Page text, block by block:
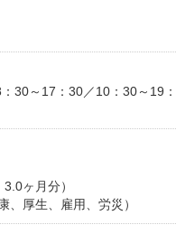
30～17：30／10：30～19
ヶ月分）
厚生、雇用、労災）